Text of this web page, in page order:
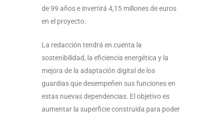
de 99 años e invertirá 4,15 millones de euros
en el proyecto.
La redacción tendrá en cuenta la
sostenibilidad, la eficiencia energética y la
mejora de la adaptación digital de los
guardias que desempeñen sus funciones en
estas nuevas dependencias. El objetivo es
aumentar la superficie construida para poder